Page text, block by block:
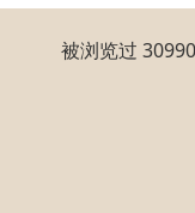
被浏览过